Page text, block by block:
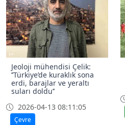
Jeoloji mühendisi Çelik:
’’Türkiye’de kuraklık sona
erdi, barajlar ve yeraltı
suları doldu’’
2026-04-13 08:11:05
Çevre